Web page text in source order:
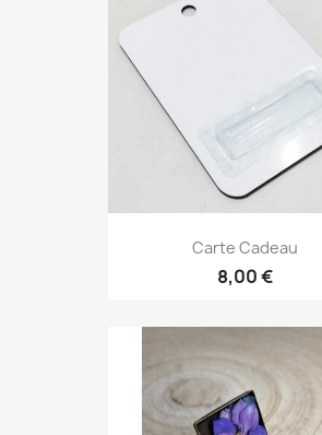
Carte Cadeau
8,00 €